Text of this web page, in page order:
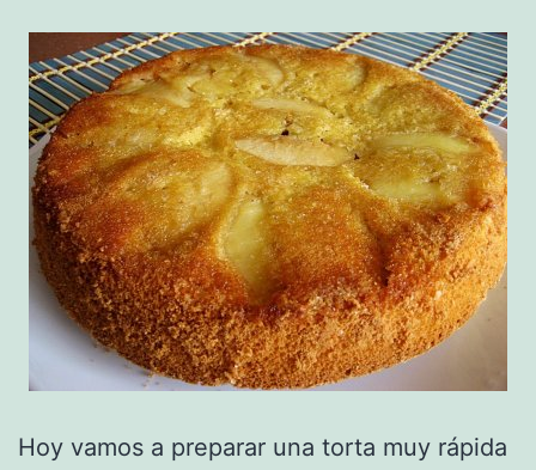
Hoy vamos a preparar una torta muy rápida